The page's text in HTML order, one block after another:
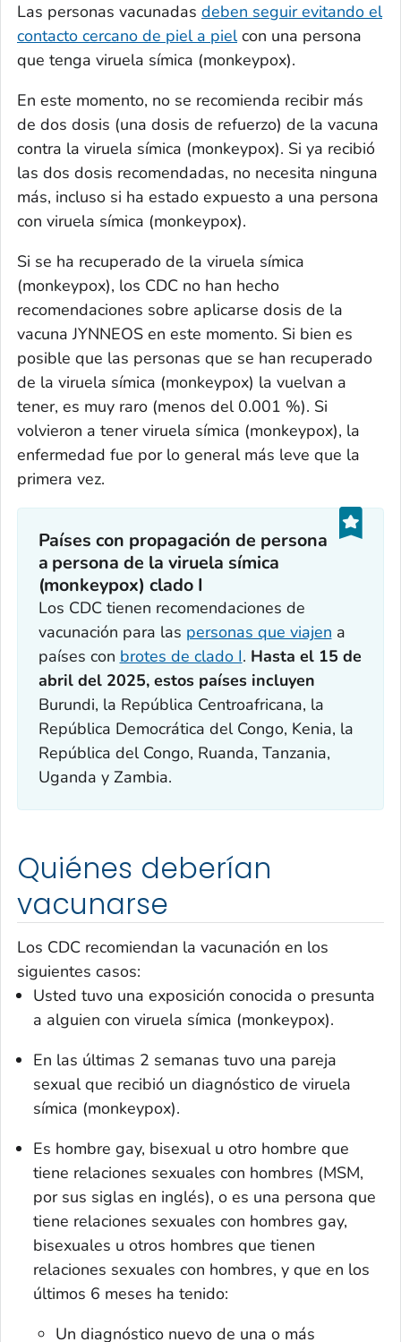
Las personas vacunadas deben seguir evitando el
contacto cercano de piel a pielcon una persona
que tenga viruela símica (monkeypox).
En este momento, no se recomienda recibir más
de dos dosis (una dosis de refuerzo) de la vacuna
contra la viruela símica (monkeypox). Si ya recibió
las dos dosis recomendadas, no necesita ninguna
más, incluso si ha estado expuesto a una persona
con viruela símica (monkeypox).
Si se ha recuperado de la viruela símica
(monkeypox), los CDC no han hecho
recomendaciones sobre aplicarse dosis de la
vacuna JYNNEOS en este momento. Si bien es
posible que las personas que se han recuperado
de la viruela símica (monkeypox) la vuelvan a
tener, es muy raro (menos del 0.001 %). Si
volvieron a tener viruela símica (monkeypox), la
enfermedad fue por lo general más leve que la
primera vez.
Países con propagación de persona
a persona de la viruela símica
(monkeypox) clado I
Los CDC tienen recomendaciones de
vacunación para las personas que viajen a
países con brotes de clado I. Hasta el 15 de
abril del 2025, estos países incluyen
Burundi, la República Centroafricana, la
República Democrática del Congo, Kenia, la
República del Congo, Ruanda, Tanzania,
Uganda y Zambia.
Quiénes deberían
vacunarse
Los CDC recomiendan la vacunación en los
siguientes casos:
Usted tuvo una exposición conocida o presunta
a alguien con viruela símica (monkeypox).
En las últimas 2 semanas tuvo una pareja
sexual que recibió un diagnóstico de viruela
símica (monkeypox).
Es hombre gay, bisexual u otro hombre que
tiene relaciones sexuales con hombres (MSM,
por sus siglas en inglés), o es una persona que
tiene relaciones sexuales con hombres gay,
bisexuales u otros hombres que tienen
relaciones sexuales con hombres, y que en los
últimos 6 meses ha tenido:
Un diagnóstico nuevo de una o más